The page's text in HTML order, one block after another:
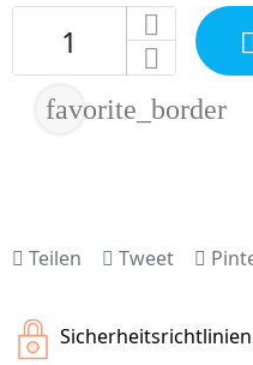

favorite_border
Teilen Tweet
Sicherheitsrichtlinien